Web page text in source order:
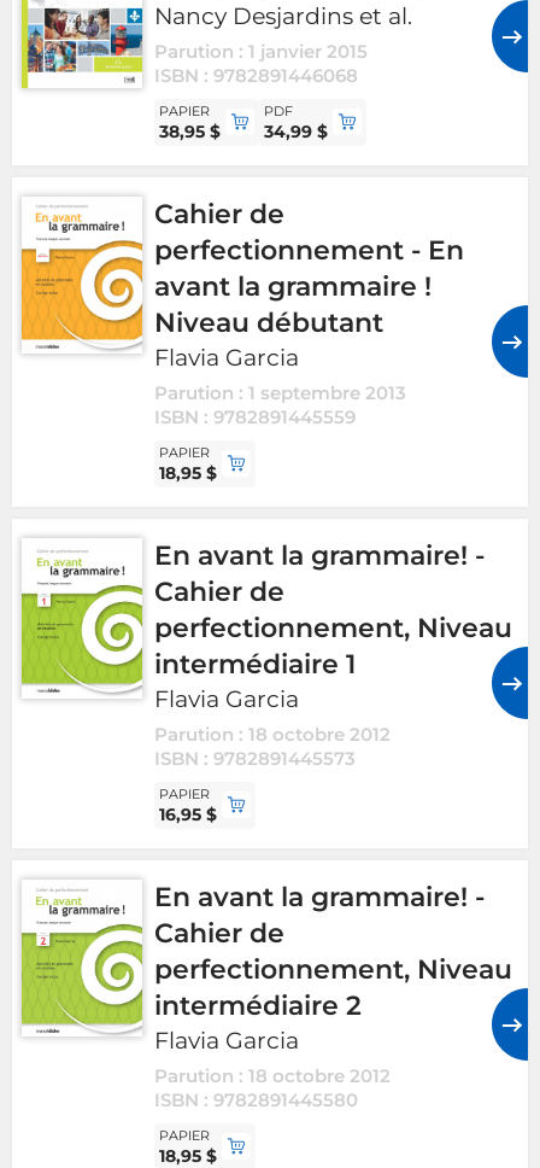
Nancy Desjardins et al.
Parution : 1 janvier 2015
ISBN : 9782891446068
PAPIER
38,95 $
PDF
34,99 $
Cahier de
perfectionnement - En
avant la grammaire !
Niveau débutant
Flavia Garcia
Parution : 1 septembre 2013
ISBN : 9782891445559
PAPIER
18,95 $
En avant la grammaire! -
Cahier de
perfectionnement, Niveau
intermédiaire 1
Flavia Garcia
Parution : 18 octobre 2012
ISBN : 9782891445573
PAPIER
16,95 $
En avant la grammaire! -
Cahier de
perfectionnement, Niveau
intermédiaire 2
Flavia Garcia
Parution : 18 octobre 2012
ISBN : 9782891445580
PAPIER
18,95 $